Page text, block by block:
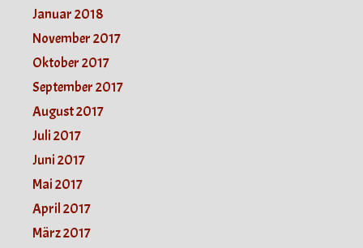
Januar 2018
November 2017
Oktober 2017
September 2017
August 2017
Juli 2017
Juni 2017
Mai 2017
April 2017
März 2017